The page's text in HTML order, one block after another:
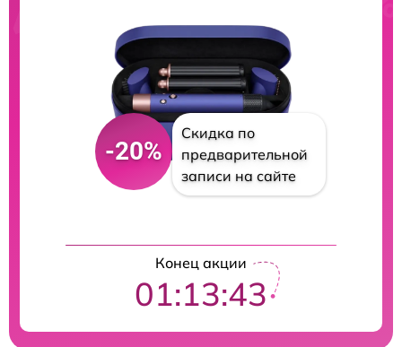
-20%
Скидка по
предварительной
записи на сайте
Конец акции
01:13:42